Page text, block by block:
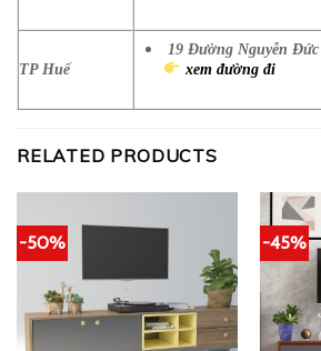
TP Huế
19 Đường Nguyễn
xem đường đi
RELATED PRODUCTS
-50% -45%